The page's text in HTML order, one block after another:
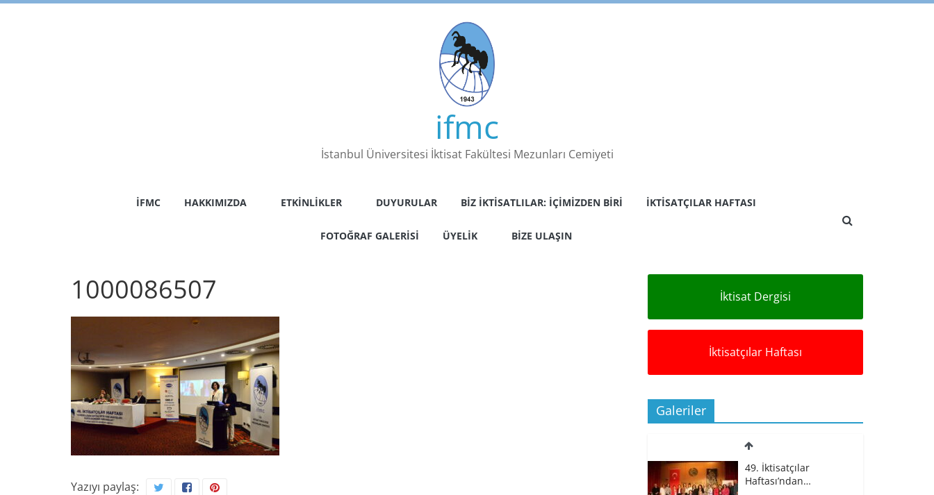
Skip
ifmc
İstanbul Üniversitesi İktisat Fakültesi Mezunları Cemiyeti
İFMC HAKKIMIZDA ETKINLIKLER DUYURULAR BIZ İKTISATLILAR: İÇIMIZDEN BIRI İKTISATÇILAR HAFTASI
FOTOĞRAF GALERISI ÜYELIK BIZE ULAŞIN
1000086507
Yazıyı paylaş:
İktisat Dergisi
İktisatçılar Haftası
Galeriler
49. İktisatçılar
Haftası’ndan…